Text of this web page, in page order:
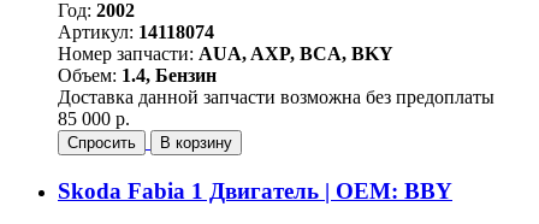
Год: 2002
Артикул: 14118074
Номер запчасти: AUA, AXP, BCA, BKY
Объем: 1.4, Бензин
Доставка данной запчасти возможна без предоплаты
85 000 р.
Спросить В корзину
Skoda Fabia 1 Двигатель | OEM: BBY